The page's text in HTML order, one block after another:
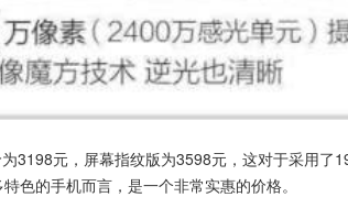
3198元，屏幕指纹版为3598元，这对于采用了
色的手机而言，是一个非常实惠的价格。